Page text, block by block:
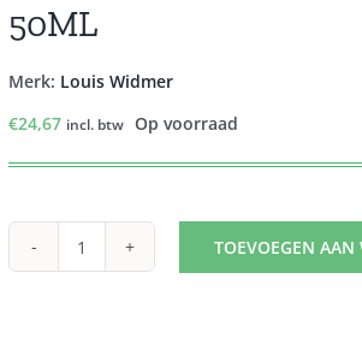
50ML
Merk: Louis Widmer
€24,67 incl. btw Op voorraad
WIDMER
TOEVOEGEN AAN